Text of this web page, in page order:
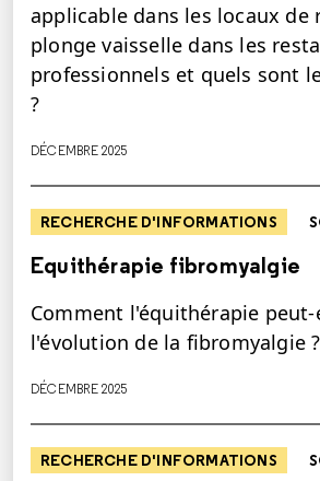
applicable dans les locaux de
plonge vaisselle dans les
professionnels et quels sont
?
DÉCEMBRE 2025
RECHERCHE D'INFORMATIONS
Equithérapie fibromyalgie
Comment l'équithérapie
l'évolution de la fibromyalgie ?
DÉCEMBRE 2025
RECHERCHE D'INFORMATIONS